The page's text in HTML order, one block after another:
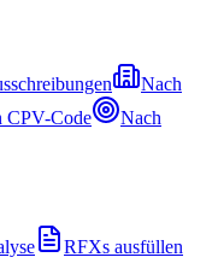
Nach
CPV-Code
Nach
RFXs ausfüllen